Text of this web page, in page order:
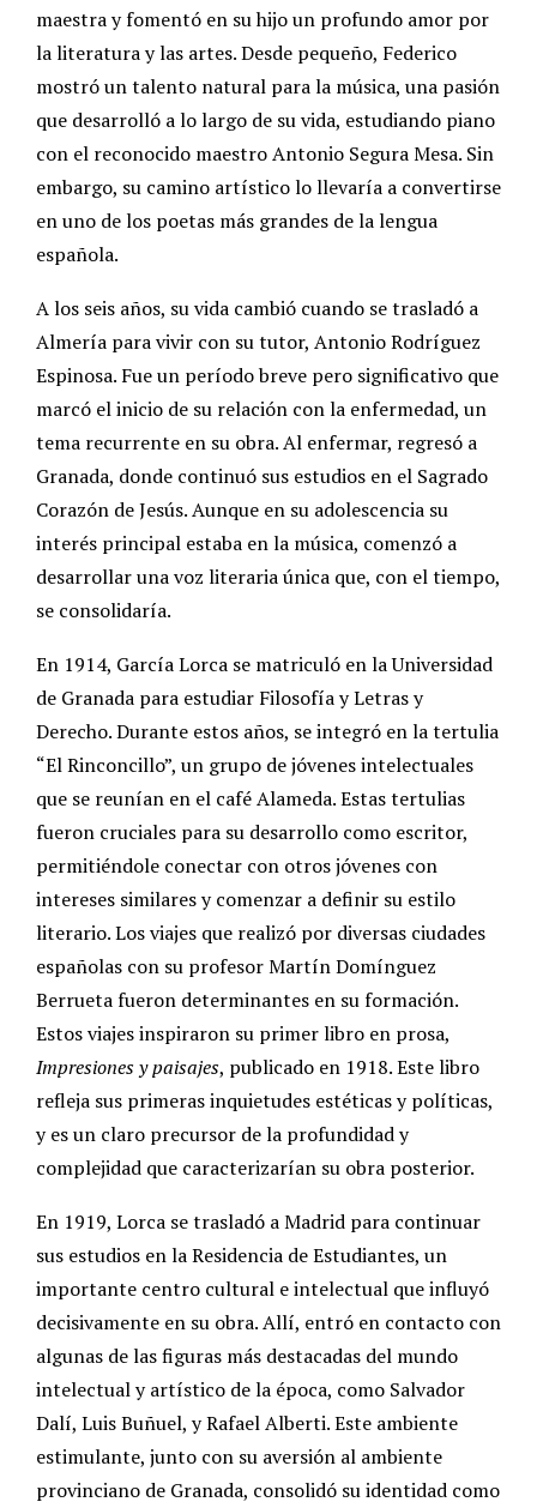
maestra y fomentó en su hijo un profundo amor por
la literatura y las artes. Desde pequeño, Federico
mostró un talento natural para la música, una pasión
que desarrolló a lo largo de su vida, estudiando piano
con el reconocido maestro Antonio Segura Mesa. Sin
embargo, su camino artístico lo llevaría a convertirse
en uno de los poetas más grandes de la lengua
española.
A los seis años, su vida cambió cuando se trasladó a
Almería para vivir con su tutor, Antonio Rodríguez
Espinosa. Fue un período breve pero significativo que
marcó el inicio de su relación con la enfermedad, un
tema recurrente en su obra. Al enfermar, regresó a
Granada, donde continuó sus estudios en el Sagrado
Corazón de Jesús. Aunque en su adolescencia su
interés principal estaba en la música, comenzó a
desarrollar una voz literaria única que, con el tiempo,
se consolidaría.
En 1914, García Lorca se matriculó en la Universidad
de Granada para estudiar Filosofía y Letras y
Derecho. Durante estos años, se integró en la tertulia
“El Rinconcillo”, un grupo de jóvenes intelectuales
que se reunían en el café Alameda. Estas tertulias
fueron cruciales para su desarrollo como escritor,
permitiéndole conectar con otros jóvenes con
intereses similares y comenzar a definir su estilo
literario. Los viajes que realizó por diversas ciudades
españolas con su profesor Martín Domínguez
Berrueta fueron determinantes en su formación.
Estos viajes inspiraron su primer libro en prosa,
Impresiones y paisajes, publicado en 1918. Este libro
refleja sus primeras inquietudes estéticas y políticas,
y es un claro precursor de la profundidad y
complejidad que caracterizarían su obra posterior.
En 1919, Lorca se trasladó a Madrid para continuar
sus estudios en la Residencia de Estudiantes, un
importante centro cultural e intelectual que influyó
decisivamente en su obra. Allí, entró en contacto con
algunas de las figuras más destacadas del mundo
intelectual y artístico de la época, como Salvador
Dalí, Luis Buñuel, y Rafael Alberti. Este ambiente
estimulante, junto con su aversión al ambiente
provinciano de Granada, consolidó su identidad como